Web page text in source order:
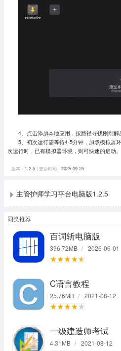
4、点击添加本地应用，按路径寻找刚刚解
5、初次运行需等待4-5分钟，加载模拟器
次运行时，已有模拟器环境，则可快速的启动。
版本： 1.2.5| 更新时间： 2025-09-25
主管护师学习平台电脑版1.2.5
同类推荐
百词斩电脑版
396.72MB / 2026-06-01
C语言教程
25.76MB / 2021-08-12
一级建造师考试
4.31MB / 2021-08-12